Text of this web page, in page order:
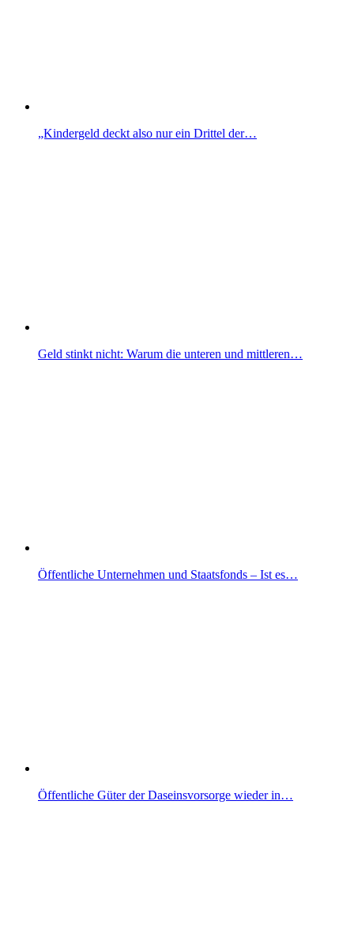
„Kindergeld deckt also nur ein Drittel der…
Geld stinkt nicht: Warum die unteren und mittleren…
Öffentliche Unternehmen und Staatsfonds – Ist es…
Öffentliche Güter der Daseinsvorsorge wieder in…